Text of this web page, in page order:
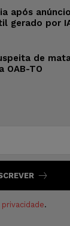
após
gerado por
de
OAB-TO
.